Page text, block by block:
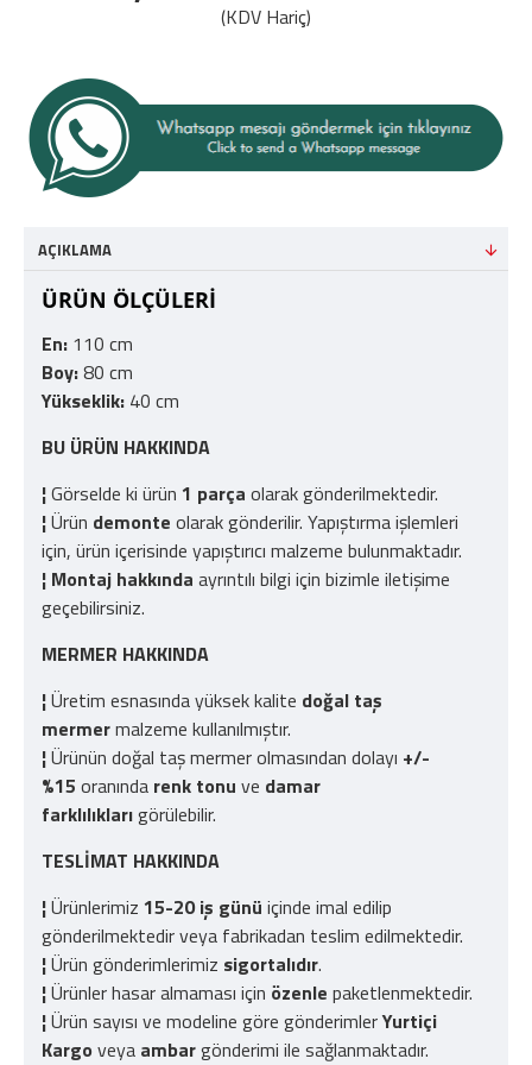
(KDV Hariç)
AÇIKLAMA
ÜRÜN ÖLÇÜLERİ
En: 110 cm
Boy:80 cm
Yükseklik: 40 cm
BU ÜRÜN HAKKINDA
¦Görselde ki ürün 1 parça olarak gönderilmektedir.
¦Ürün demonte olarak gönderilir. Yapıştırma işlemleri
için, ürün içerisinde yapıştırıcı malzeme bulunmaktadır.
¦ Montaj hakkında ayrıntılı bilgi için bizimle iletişime
geçebilirsiniz.
MERMER HAKKINDA
¦Üretim esnasında yüksek kalite doğal taş
mermermalzeme kullanılmıştır.
¦Ürünün doğal taş mermer olmasından dolayı +/-
%15 oranında renk tonu ve damar
farklılıklarıgörülebilir.
TESLİMAT HAKKINDA
¦Ürünlerimiz 15-20 iş günü içinde imal edilip
gönderilmektedir veya fabrikadan teslim edilmektedir.
¦Ürün gönderimlerimiz sigortalıdır.
¦Ürünler hasar almaması için özenle paketlenmektedir.
¦Ürün sayısı ve modeline göre gönderimlerYurtiçi
Kargo veya ambargönderimi ile sağlanmaktadır.